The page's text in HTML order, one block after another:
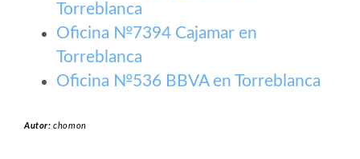
Torreblanca
Oficina №7394 Cajamar en
Torreblanca
Oficina №536 BBVA en Torreblanca
Autor:chomon